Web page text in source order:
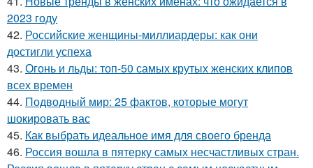
2023 году
42. Российские женщины-миллиардеры: как они
достигли успеха
43. Огонь и льды: топ-50 самых крутых женских клипов
всех времен
44. Подводный мир: 25 фактов, которые могут
шокировать вас
45. Как выбрать идеальное имя для своего бренда
46. Россия вошла в пятерку самых несчастливых стран.